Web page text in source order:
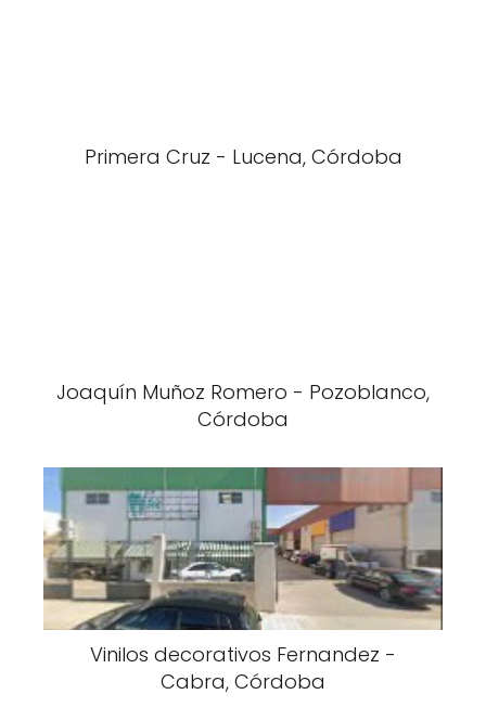
Primera Cruz - Lucena, Córdoba
Joaquín Muñoz Romero - Pozoblanco,
Córdoba
Vinilos decorativos Fernandez -
Cabra, Córdoba